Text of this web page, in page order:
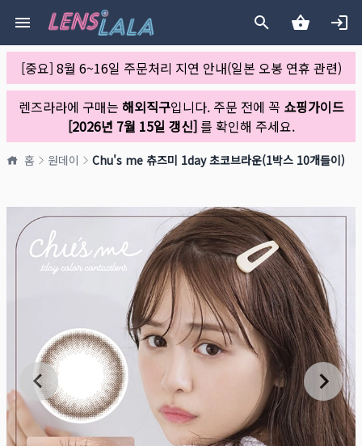
[중요] 8월 6~16일 주문처리 지연 안내(일본 오봉 연휴 관련)
렌즈라라에 구매는 해외직구입니다. 주문 전에 꼭 쇼핑가이드
[2026년 7월 15일 갱신]를 확인해 주세요.
홈 원데이 Chu's me 츄즈미 1day 초코브라운(1박스 10개들이)